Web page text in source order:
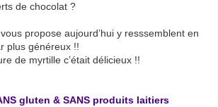
de chocolat ?
propose aujourd’hui y resssemblent en
plus généreux !!
de myrtille c’était délicieux !!
gluten & SANS produits laitiers